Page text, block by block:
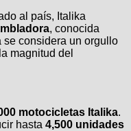
al país, Italika
, conocida
se considera un orgullo
magnitud del
motocicletas Italika.
hasta 4,500 unidades